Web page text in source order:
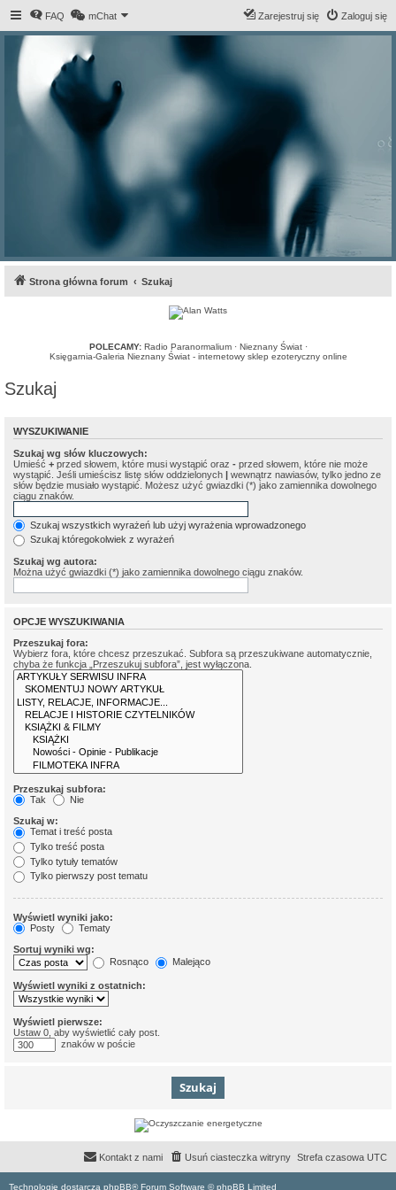
FAQ mChat Zaloguj się
Zarejestruj się
Strona główna forum Szukaj
POLECAMY: Radio Paranormalium· Nieznany Świat·
Księgarnia-Galeria Nieznany Świat - internetowy sklep ezoteryczny online
Szukaj
WYSZUKIWANIE
Szukaj wg słów kluczowych:
Umieść + przed słowem, które musi wystąpić oraz - przed słowem, które nie może
wystąpić. Jeśli umieścisz listę słów oddzielonych | wewnątrz nawiasów, tylko jedno ze
słów będzie musiało wystąpić. Możesz użyć gwiazdki (*) jako zamiennika dowolnego
ciągu znaków.
Szukaj wszystkich wyrażeń lub użyj wyrażenia wprowadzonego
Szukaj któregokolwiek z wyrażeń
Szukaj wg autora:
Można użyć gwiazdki (*) jako zamiennika dowolnego ciągu znaków.
OPCJE WYSZUKIWANIA
Przeszukaj fora:
Wybierz fora, które chcesz przeszukać. Subfora są przeszukiwane automatycznie,
chyba że funkcja „Przeszukuj subfora”, jest wyłączona.
Przeszukaj subfora:
Tak
Nie
Szukaj w:
Temat i treść posta
Tylko treść posta
Tylko tytuły tematów
Tylko pierwszy post tematu
Wyświetl wyniki jako:
Posty
Tematy
Sortuj wyniki wg:
Rosnąco
Malejąco
Wyświetl wyniki z ostatnich:
Wyświetl pierwsze:
Ustaw 0, aby wyświetlić cały post.
znaków w poście
Strefa czasowa UTC
Usuń ciasteczka witryny
Kontakt z nami
Technologię dostarcza phpBB® Forum Software © phpBB Limited